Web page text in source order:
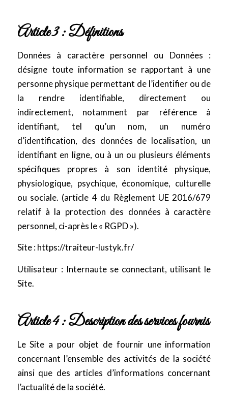
Article 3 : Définitions
Données à caractère personnel ou Données :
désigne toute information se rapportant à une
personne physique permettant de l’identifier ou de
la rendre identifiable, directement ou
indirectement, notamment par référence à
identifiant, tel qu’un nom, un numéro
d’identification, des données de localisation, un
identifiant en ligne, ou à un ou plusieurs éléments
spécifiques propres à son identité physique,
physiologique, psychique, économique, culturelle
ou sociale. (article 4 du Règlement UE 2016/679
relatif à la protection des données à caractère
personnel, ci-après le « RGPD »).
Site : https://traiteur-lustyk.fr/
Utilisateur : Internaute se connectant, utilisant le
Site.
Article 4 : Description des services fournis
Le Site a pour objet de fournir une information
concernant l’ensemble des activités de la société
ainsi que des articles d’informations concernant
l’actualité de la société.